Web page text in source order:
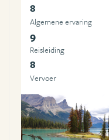
8
Algemene ervaring
9
Reisleiding
8
Vervoer